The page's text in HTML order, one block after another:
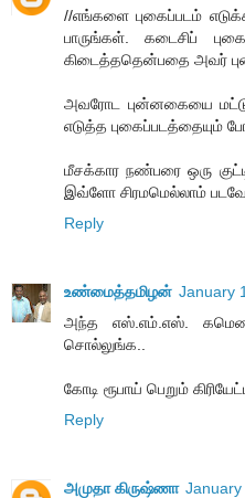
//எங்களை புகைப்படம்
பாருங்கள். கடைசிப்
கிடைத்ததென்பதை அவர்
அவரோட புன்னகையை
எடுத்த புகைப்படத்தையும்
மீசக்கார நண்பரை ஒரு
இவ்ளோ சிரமமெல்லாம்
Reply
உண்மைத்தமிழன் January
அந்த எஸ்.எம்.எஸ்.
சொல்லுங்க..
கோடி ரூபாய் பெறும்
Reply
அமுதா கிருஷ்ணா January